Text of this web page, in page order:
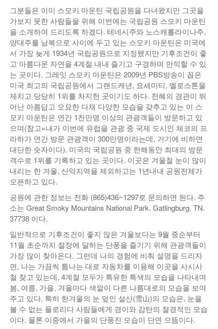
그분들은 이미 스모키 마운틴 국립공원을 다녀왔지만 그곳을
가보지 못한 사람들을 위해 이번에는 국립공원 스모키 마운틴
을 소개하여 드리도록 하겠다. 테네시주와 노스캐롤라이나주,
양대주를 남북으로 사이에 두고 있는 스모키 마운틴은 미국에
서 가장 늦게 1934년 국립공원으로 지정됐지만 기후조건이 좋
고 아름다운 자연을 4계절 내내 즐기고 구경하며 만끽할 수 있
는 곳이다. 그레잇 스모키 마운틴은 2009년 PBS방송이 꼽은
미국 최고의 국립공원에서 그랜드캐년, 요세미티, 엘로스톤을
제치고 당당히 1위를 차지한 곳이기도 하다. 천혜의 경관이 뛰
어난 아름답고 오묘한 다채 다양한 모습을 갖추고 있는 이 스
모키 마운틴은 연간 1천만명 이상의 관광객들이 방문하고 있
으며(참고=내가 이번에 유럽을 관광 중 국제 도시인 체코의 프
라하가 연간 방문 관광객이 300만명이라는데, 거기에 비하면
대단한 숫자이다). 미국의 국립공원 중 한해동안 최대의 방문
객수로 1위를 기록하고 있는 곳이다. 이곳은 겨울철 눈이 많이
내리는 한 겨울, 산악지역을 제외하고는 1년내내 공원전체가
오픈하고 있다.
공원에 관한 정보는 전화 (865)436~1297로 문의하면 된다. 주
소는 Great Smoky Mountains National Park. Gatlingburg, TN.
37738 이다.
일반적으로 기후조건이 좋지 않은 겨울보다는 9월 중순부터
11월 초순까지 절정에 달하는 단풍을 즐기기 위해 관광객들이
가장 많이 찾아온다. 그런데 나의 경험에 비춰 설명을 드리자
면, 나는 가끔씩 틈나는 대로 자동차를 이용해 이곳을 사시사
철 찾고 있는데, 4계절 모두가 특유한 특색의 모습을 나타내며
봄, 여름, 가을, 겨울마다 색깔이 다른 나름대로의 모습을 보여
주고 있다. 특히 한겨울의 눈 덮인 설산(雪山)의 모습은, 눈을
볼 수 없는 플로리다 사람들에게 경이와 감탄의 절경적인 모습
이다. 물론 이중에서 가을의 단풍진 모습이 단연 으뜸이다.